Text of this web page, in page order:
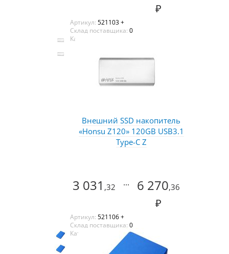
₽
Артикул: 521103 +
Склад поставщика: 0
Каталог:
Внешний SSD накопитель
«Honsu Z120» 120GB USB3.1
Type-C Z
3 031 ,32 ... 6 270,36
₽
Артикул: 521106 +
Склад поставщика: 0
Каталог: